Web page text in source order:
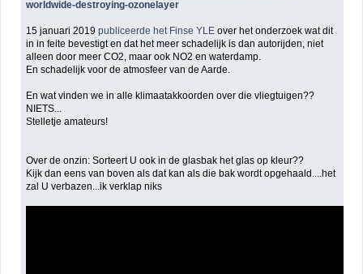
worldwide-destroying-ozonelayer
15 januari 2019publiceerde het Finse YLEover het onderzoek wat dit
in in feite bevestigt en dat het meer schadelijk is dan autorijden, niet
alleen door meer CO2, maar ook NO2 en waterdamp.
En schadelijk voor de atmosfeer van de Aarde.
En wat vinden we in alle klimaatakkoorden over die vliegtuigen??
NIETS...
Stelletje amateurs!
Over de onzin: Sorteert U ook in de glasbak het glas op kleur??
Kijk dan eens van boven als dat kan als die bak wordt opgehaald....het
zal U verbazen...ik verklap niks